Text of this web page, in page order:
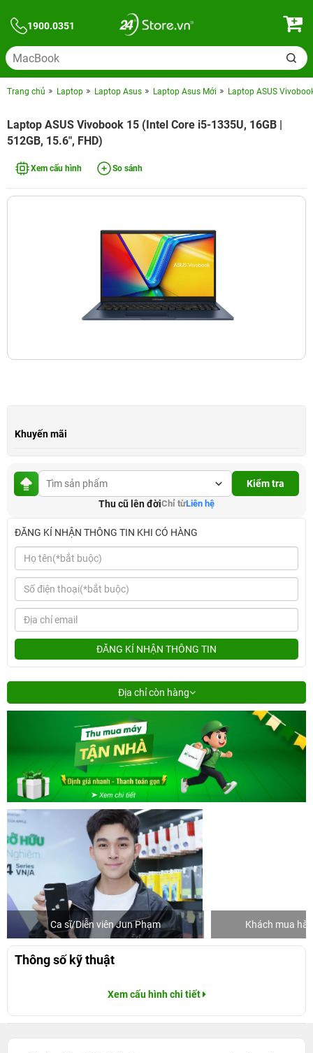
1900.0351
Trang chủ Laptop Laptop Asus Laptop Asus Mới Laptop ASUS
Laptop ASUS Vivobook 15 (Intel Core i5-1335U, 16GB |
512GB, 15.6", FHD)
Xem cấu hình So sánh
Khuyến mãi
Kiểm tra
Thu cũ lên đờiChỉ từLiên hệ
ĐĂNG KÍ NHẬN THÔNG TIN KHI CÓ HÀNG
ĐĂNG KÍ NHẬN THÔNG TIN
Địa chỉ còn hàng
Ca sĩ/Diễn viên Jun Phạm Khách mua
Thông số kỹ thuật
Xem cấu hình chi tiết